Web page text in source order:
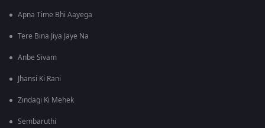
Apna Time Bhi Aayega
Tere Bina Jiya Jaye Na
Anbe Sivam
Jhansi Ki Rani
Zindagi Ki Mehek
Sembaruthi